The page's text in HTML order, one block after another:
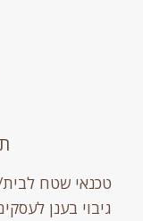
טכנאי שטח
גיבוי בענן